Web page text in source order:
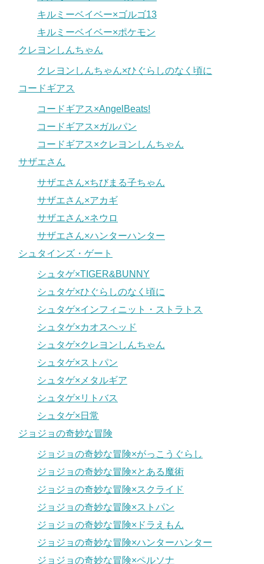
キルミーベイベー×ゴルゴ13
キルミーベイベー×ポケモン
クレヨンしんちゃん
クレヨンしんちゃん×ひぐらしのなく頃に
コードギアス
コードギアス×AngelBeats!
コードギアス×ガルパン
コードギアス×クレヨンしんちゃん
サザエさん
サザエさん×ちびまる子ちゃん
サザエさん×アカギ
サザエさん×ネウロ
サザエさん×ハンターハンター
シュタインズ・ゲート
シュタゲ×TIGER&BUNNY
シュタゲ×ひぐらしのなく頃に
シュタゲ×インフィニット・ストラトス
シュタゲ×カオスヘッド
シュタゲ×クレヨンしんちゃん
シュタゲ×ストパン
シュタゲ×メタルギア
シュタゲ×リトバス
シュタゲ×日常
ジョジョの奇妙な冒険
ジョジョの奇妙な冒険×がっこうぐらし
ジョジョの奇妙な冒険×とある魔術
ジョジョの奇妙な冒険×スクライド
ジョジョの奇妙な冒険×ストパン
ジョジョの奇妙な冒険×ドラえもん
ジョジョの奇妙な冒険×ハンターハンター
ジョジョの奇妙な冒険×ペルソナ